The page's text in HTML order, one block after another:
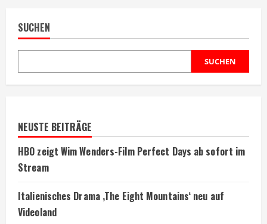
SUCHEN
SUCHEN
NEUSTE BEITRÄGE
HBO zeigt Wim Wenders-Film Perfect Days ab sofort im
Stream
Italienisches Drama ‚The Eight Mountains‘ neu auf
Videoland